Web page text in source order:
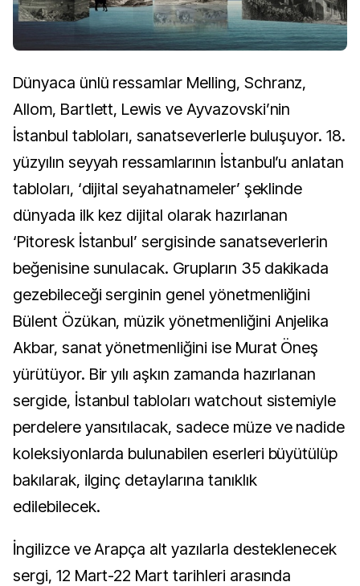
Dünyaca ünlü ressamlar Melling, Schranz,
Allom, Bartlett, Lewis ve Ayvazovski’nin
İstanbul tabloları, sanatseverlerle buluşuyor. 18.
yüzyılın seyyah ressamlarının İstanbul’u anlatan
tabloları, ‘dijital seyahatnameler’ şeklinde
dünyada ilk kez dijital olarak hazırlanan
‘Pitoresk İstanbul’ sergisinde sanatseverlerin
beğenisine sunulacak. Grupların 35 dakikada
gezebileceği serginin genel yönetmenliğini
Bülent Özükan, müzik yönetmenliğini Anjelika
Akbar, sanat yönetmenliğini ise Murat Öneş
yürütüyor. Bir yılı aşkın zamanda hazırlanan
sergide, İstanbul tabloları watchout sistemiyle
perdelere yansıtılacak, sadece müze ve nadide
koleksiyonlarda bulunabilen eserleri büyütülüp
bakılarak, ilginç detaylarına tanıklık
edilebilecek.
İngilizce ve Arapça alt yazılarla desteklenecek
sergi, 12 Mart-22 Mart tarihleri arasında